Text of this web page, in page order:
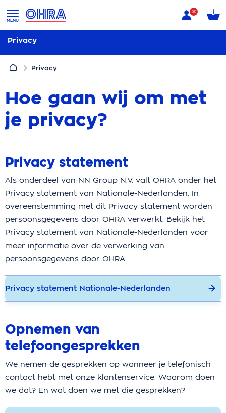
MENU
Privacy
Privacy
Hoe gaan wij om met
je privacy?
Privacy statement
Als onderdeel van NN Group N.V. valt OHRA onder het
Privacy statement van Nationale-Nederlanden. In
overeenstemming met dit Privacy statement worden
persoonsgegevens door OHRA verwerkt. Bekijk het
Privacy statement van Nationale-Nederlanden voor
meer informatie over de verwerking van
persoonsgegevens door OHRA.
Privacy statement Nationale-Nederlanden
Opnemen van
telefoongesprekken
We nemen de gesprekken op wanneer je telefonisch
contact hebt met onze klantenservice. Waarom doen
we dat? En wat doen we met die gesprekken?